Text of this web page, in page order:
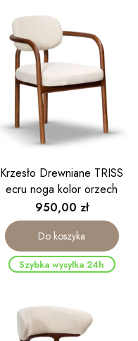
Krzesło Drewniane TRISS
ecru noga kolor orzech
Cena
950,00 zł
Do koszyka
Szybka wysyłka 24h